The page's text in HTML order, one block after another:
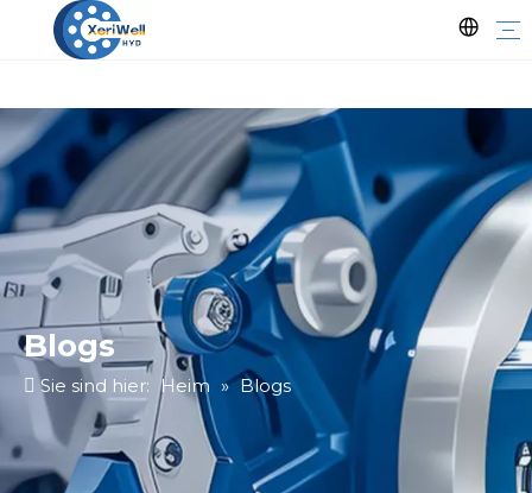
Blogs
Sie sind hier: Heim » Blogs